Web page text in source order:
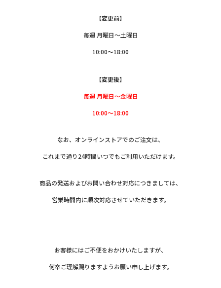
【変更前】
毎週 月曜日～土曜日
10:00～18:00
【変更後】
毎週 月曜日～金曜日
10:00～18:00
なお、オンラインストアでのご注文は、
これまで通り24時間いつでもご利用いただけます。
商品の発送およびお問い合わせ対応につきましては、
営業時間内に順次対応させていただきます。
お客様にはご不便をおかけいたしますが、
何卒ご理解賜りますようお願い申し上げます。